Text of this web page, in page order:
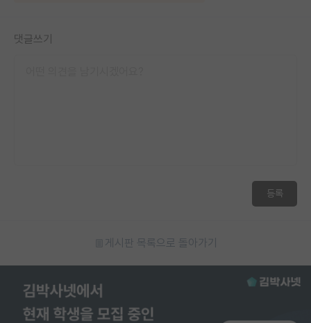
댓글쓰기
등록
게시판 목록으로 돌아가기